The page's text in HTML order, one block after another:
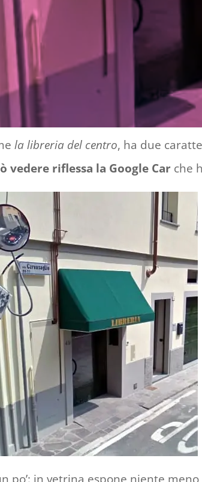
la libreria del centro, ha due
vedere riflessa la Google Car che